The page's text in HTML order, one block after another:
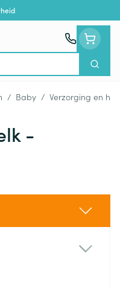
Zoek
/ Baby / Verzorging en
-